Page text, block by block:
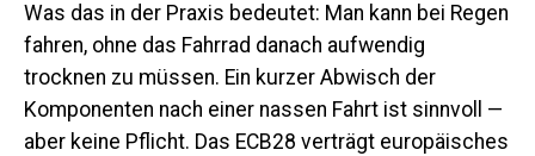
Was das in der Praxis bedeutet: Man kann bei Regen
fahren, ohne das Fahrrad danach aufwendig
trocknen zu müssen. Ein kurzer Abwisch der
Komponenten nach einer nassen Fahrt ist sinnvoll —
aber keine Pflicht. Das ECB28 verträgt europäisches